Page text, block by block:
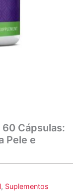
Cápsulas:
Pele e
, Suplementos